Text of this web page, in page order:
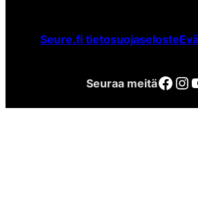
Seure.fi tietosuojaseloste
Seuraa meitäFacebook Instagram